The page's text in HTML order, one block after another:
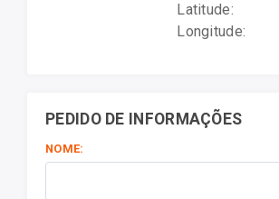
Latitude:
Longitude:
PEDIDO DE INFORMAÇÕES
NOME: